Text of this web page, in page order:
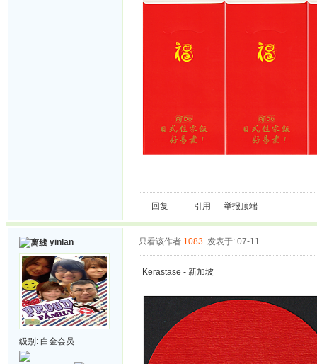
回复 引用 举报顶端
yinlan
级别: 白金会员
只看该作者 1083 发表于: 07-11
Kerastase - 新加坡